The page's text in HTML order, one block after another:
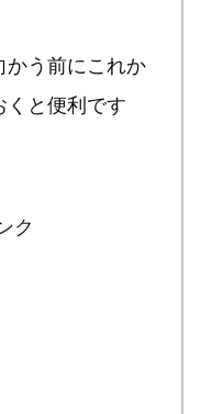
う前にこれか
くと便利です
ク